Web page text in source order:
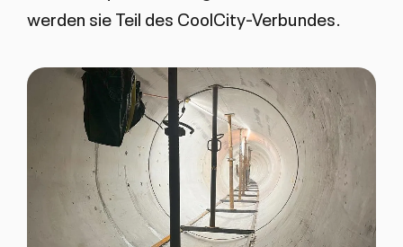
werden sie Teil des CoolCity-Verbundes.